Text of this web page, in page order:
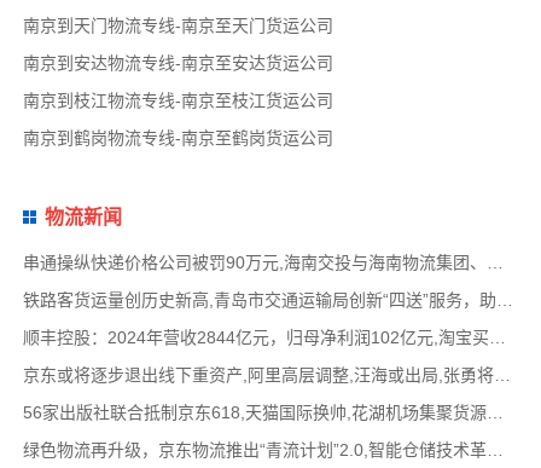
南京到天门物流专线-南京至天门货运公司
南京到安达物流专线-南京至安达货运公司
南京到枝江物流专线-南京至枝江货运公司
南京到鹤岗物流专线-南京至鹤岗货运公司
物流新闻
串通操纵快递价格公司被罚90万元,海南交投与海南物流集团、中国移动海南公司签署战略合作
铁路客货运量创历史新高,青岛市交通运输局创新“四送”服务，助力高速公路建设提质,中国物
顺丰控股：2024年营收2844亿元，归母净利润102亿元,淘宝买菜退出社区团购业务，转型做快递电
京东或将逐步退出线下重资产,阿里高层调整,汪海或出局,张勇将加盟晨壹基金担任管理合伙人
56家出版社联合抵制京东618,天猫国际换帅,花湖机场集聚货源与中通圆通洽谈合作,华为与江淮合
绿色物流再升级，京东物流推出“青流计划”2.0,智能仓储技术革新，自动化立体仓库应用范围